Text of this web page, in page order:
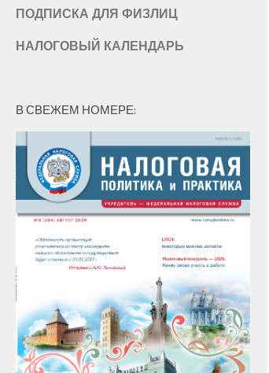
ПОДПИСКА ДЛЯ ФИЗЛИЦ
НАЛОГОВЫЙ КАЛЕНДАРЬ
В СВЕЖЕМ НОМЕРЕ: